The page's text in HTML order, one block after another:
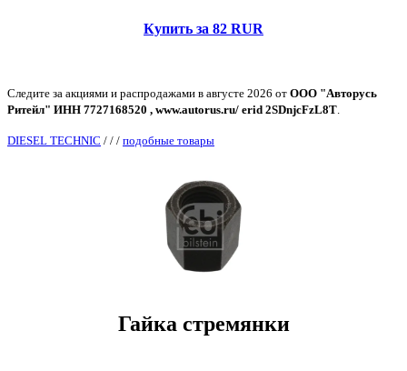
Купить за 82 RUR
Следите за акциями и распродажами в августе 2026 от ООО "Авторусь
Ритейл" ИНН 7727168520 , www.autorus.ru/ erid 2SDnjcFzL8T.
DIESEL TECHNIC / / / подобные товары
Гайка стремянки